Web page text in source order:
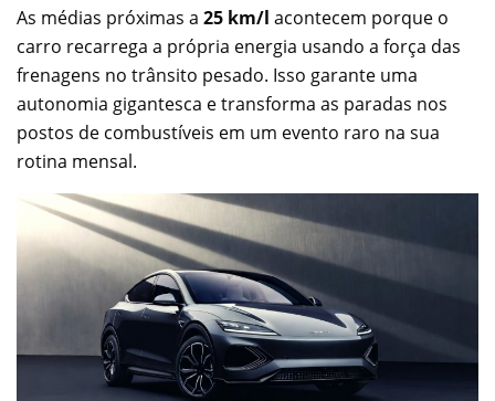
As médias próximas a 25 km/l acontecem porque o
carro recarrega a própria energia usando a força das
frenagens no trânsito pesado. Isso garante uma
autonomia gigantesca e transforma as paradas nos
postos de combustíveis em um evento raro na sua
rotina mensal.